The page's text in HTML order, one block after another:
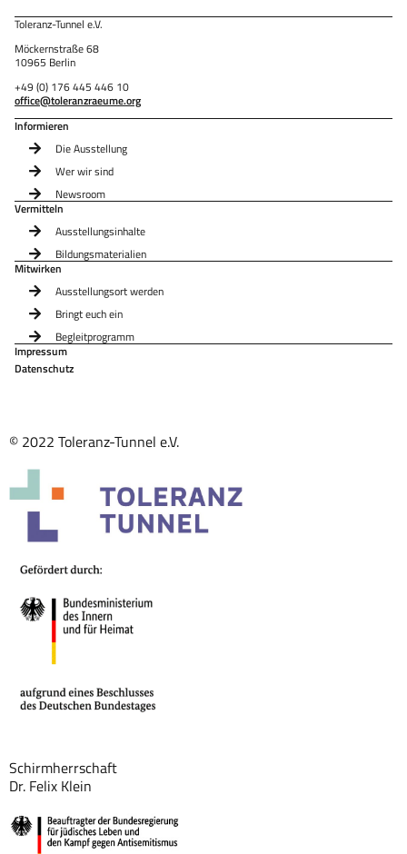
Toleranz-Tunnel e.V.
Möckernstraße 68
10965 Berlin
+49 (0) 176 445 446 10
office@toleranzraeume.org
Informieren
Die Ausstellung
Wer wir sind
Newsroom
Vermitteln
Ausstellungsinhalte
Bildungsmaterialien
Mitwirken
Ausstellungsort werden
Bringt euch ein
Begleitprogramm
Impressum
Datenschutz
© 2022 Toleranz-Tunnel e.V.
Schirmherrschaft
Dr. Felix Klein